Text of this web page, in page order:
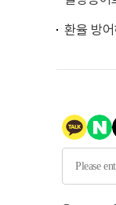
환율 방